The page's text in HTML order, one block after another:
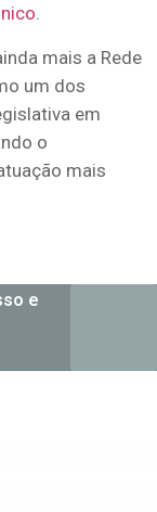
.
mais a Rede
um dos
em
o
mais
e